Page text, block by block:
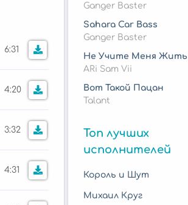
6:31
4:20
3:32
4:31
Ganger Baster
Sahara Car Bass
Ganger Baster
Не Учите Меня Жить
ARi Sam Vii
Вот Такой Пацан
Talant
Топ лучших
исполнителей
Король и Шут
Михаил Круг